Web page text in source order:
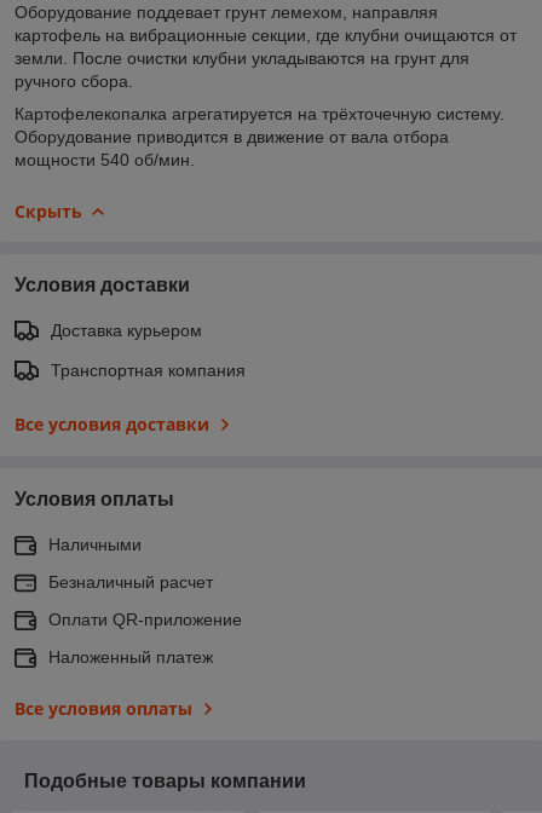
Оборудование поддевает грунт лемехом, направляя
картофель на вибрационные секции, где клубни очищаются от
земли. После очистки клубни укладываются на грунт для
ручного сбора.
Картофелекопалка агрегатируется на трёхточечную систему.
Оборудование приводится в движение от вала отбора
мощности 540 об/мин.
Скрыть
Условия доставки
Доставка курьером
Транспортная компания
Все условия доставки
Условия оплаты
Наличными
Безналичный расчет
Оплати QR-приложение
Наложенный платеж
Все условия оплаты
Подобные товары компании